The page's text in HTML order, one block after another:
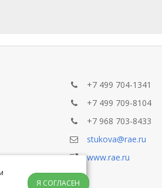
+7 499 704-1341
+7 499 709-8104
+7 968 703-8433
stukova@rae.ru
www.rae.ru
Я СОГЛАСЕН